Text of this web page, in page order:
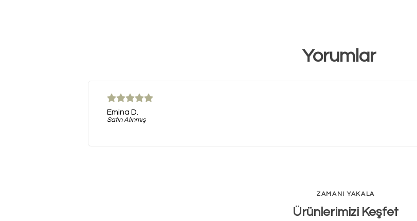
Yorumlar
Emina D.
Satın Alınmış
ZAMANI YAKALA
Ürünlerimizi Keşfet